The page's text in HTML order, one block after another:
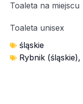
Toaleta na miejscu
Toaleta unisex
śląskie
Rybnik (śląskie),